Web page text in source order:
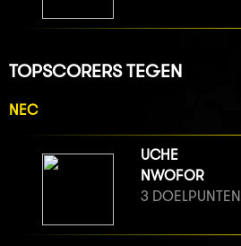
TOPSCORERS TEGEN
NEC
UCHE
NWOFOR
3 DOELPUNTEN